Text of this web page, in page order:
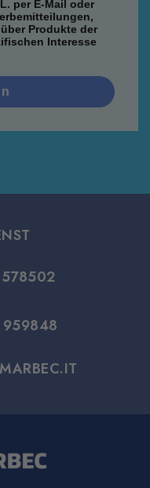
per E-Mail oder
Produkte der
Interesse